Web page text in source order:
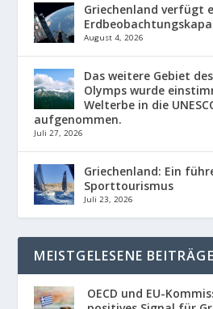
Griechenland verfügt
August 4, 2026
Das weitere Gebiet
Olymps wurde
Welterbe in die
aufgenommen.
Juli 27, 2026
Griechenland: Ein
Sporttourismus
Juli 23, 2026
MEISTGELESENE BEITRÄGE
OECD und EU-